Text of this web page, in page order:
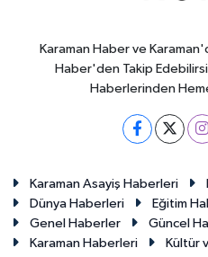
Karaman Haber ve
Haber'den Takip
Haberlerinden
Karaman Asayiş Haberleri
Dünya Haberleri
Eğitim
Genel Haberler
Güncel
Karaman Haberleri
Kültür